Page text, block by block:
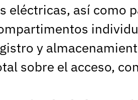
eléctricas, así como
y
sobre el acceso,